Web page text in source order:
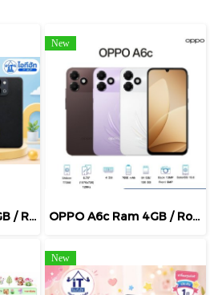
Vivo Y31d 4G Ram6GB / Rom128GB แบต 7,200mAh จอ IPS-LCD 6.75 นิ้ว กล้องหลัก 50MP ใหม่ ประกันศูนย์ไทย 1ปี
New
OPPO A6c Ram 4GB / Rom 128GB แบตเตอรี่ 7000mAh จอ 6.75 นิ้ว 120Hz เครื่องแท้ศูนย์ไทย รับประกัน 12 เดือน
New